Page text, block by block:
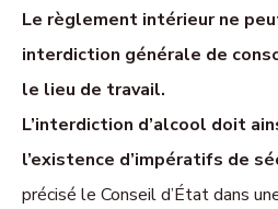
Le règlement intérieur ne
interdiction générale de
le lieu de travail.
L’interdiction d’alcool doit
l’existence d’impératifs de
précisé le Conseil d’État dans